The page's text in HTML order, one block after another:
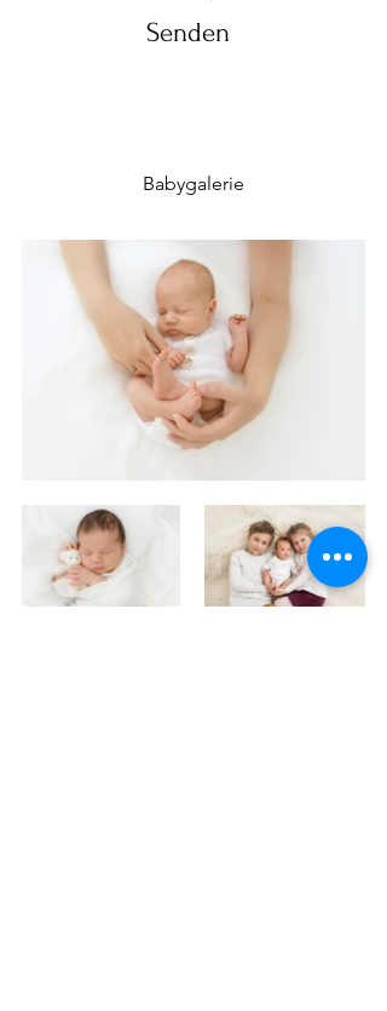
Senden
Babygalerie